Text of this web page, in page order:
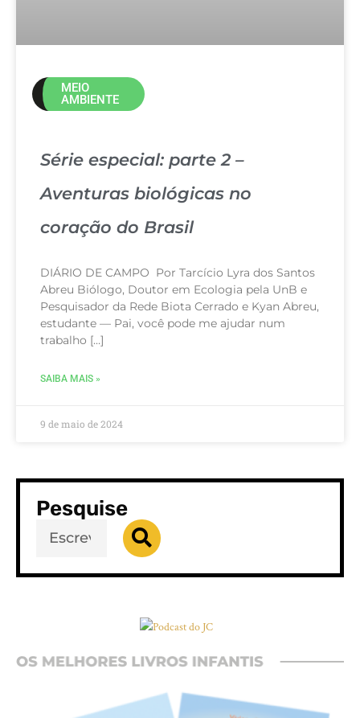
MEIO
AMBIENTE
Série especial: parte 2 –
Aventuras biológicas no
coração do Brasil
DIÁRIO DE CAMPO Por Tarcício Lyra dos Santos
Abreu Biólogo, Doutor em Ecologia pela UnB e
Pesquisador da Rede Biota Cerrado e Kyan Abreu,
estudante — Pai, você pode me ajudar num
trabalho […]
SAIBA MAIS »
9 de maio de 2024
Pesquise